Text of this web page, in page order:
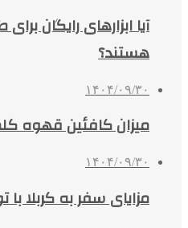
آیا ابزارهای رایگان
هستند؟
۱۴۰۴/۰۹/۳۰
میزان کافئین قهوه
۱۴۰۴/۰۹/۳۰
مزایای سفر به کربلا